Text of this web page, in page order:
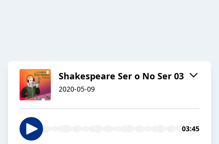
Shakespeare Ser o No Ser 03
2020-05-09
03:45